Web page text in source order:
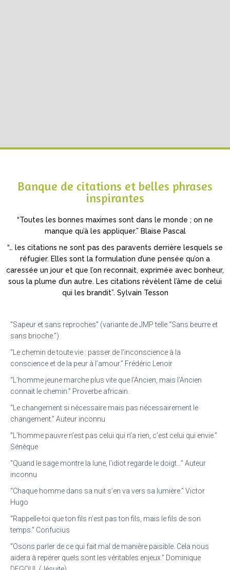
Banque de citations et belles phrases
inspirantes
“Toutes les bonnes maximes sont dans le monde ; on ne
manque qu’à les appliquer.” Blaise Pascal
“… les citations ne sont pas des paravents derrière lesquels se
réfugier. Elles sont la formulation d’une pensée qu’on a
caressée un jour et que l’on reconnait, exprimée avec bonheur,
sous la plume d’un autre. Les citations révèlent l’âme de celui
qui les brandit”. Sylvain Tesson
“Sapeur et sans reproches” (variante de JMP telle “Sans beurre et
sans brioche.”)
“Le chemin de toute vie : passer de l’inconscience à la
conscience et de la peur à l’amour.” Frédéric Lenoir
“L’homme jeune marche plus vite que l’Ancien, mais l’Ancien
connait le chemin.” Proverbe africain.
“Le changement si nécessaire mais pas nécessairement le
changement.” Auteur inconnu
“L’homme pauvre n’est pas celui qui n’a rien, c’est celui qui envie.”
Sénèque
“Quand le sage montre la lune, l’idiot regarde le doigt…” Auteur
inconnu
“Chaque homme dans sa nuit s’en va vers sa lumière.” Victor
Hugo
“Rappelle-toi que ton fils n’est pas ton fils, mais le fils de son
temps.” Confucius
“Osons parler de ce qui fait mal de manière paisible. Cela nous
aidera à repérer quels sont les véritables enjeux.” Dominique